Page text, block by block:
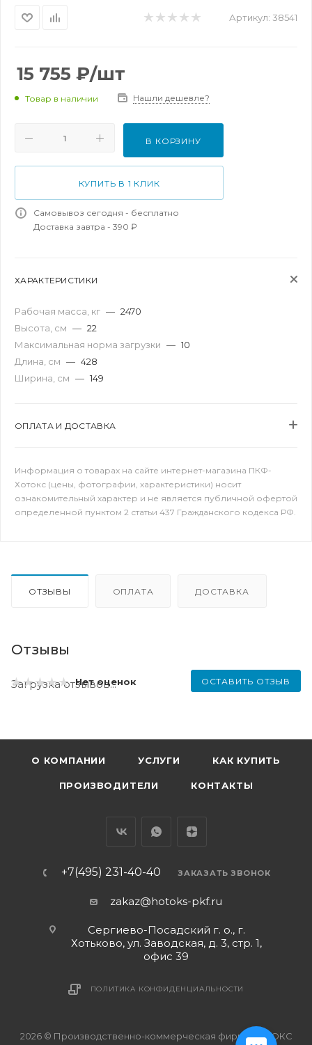
Артикул: 38541
15 755 ₽/шт
Товар в наличии Нашли дешевле?
В КОРЗИНУ
КУПИТЬ В 1 КЛИК
Самовывоз сегодня - бесплатно
Доставка завтра - 390 ₽
ХАРАКТЕРИСТИКИ
Рабочая масса, кг — 2470
Высота, см — 22
Максимальная норма загрузки — 10
Длина, см — 428
Ширина, см — 149
ОПЛАТА И ДОСТАВКА
Информация о товарах на сайте интернет-магазина ПКФ-
Хотокс (цены, фотографии, характеристики) носит
ознакомительный характер и не является публичной офертой
определенной пунктом 2 статьи 437 Гражданского кодекса РФ.
ОТЗЫВЫ ОПЛАТА ДОСТАВКА
Отзывы
Нет оценок ОСТАВИТЬ ОТЗЫВ
Загрузка отзывов...
О КОМПАНИИ УСЛУГИ КАК КУПИТЬ
ПРОИЗВОДИТЕЛИ КОНТАКТЫ
+7(495) 231-40-40 ЗАКАЗАТЬ ЗВОНОК
zakaz@hotoks-pkf.ru
Сергиево-Посадский г. о., г.
Хотьково, ул. Заводская, д. 3, стр. 1,
офис 39
ПОЛИТИКА КОНФИДЕНЦИАЛЬНОСТИ
2026 © Производственно-коммерческая фирма ХОТОКС